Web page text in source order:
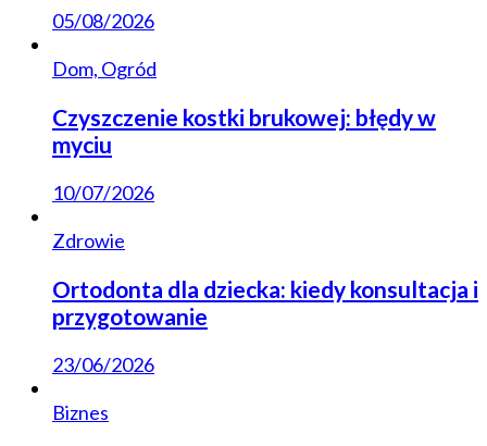
05/08/2026
Dom, Ogród
Czyszczenie kostki brukowej: błędy w
myciu
10/07/2026
Zdrowie
Ortodonta dla dziecka: kiedy konsultacja i
przygotowanie
23/06/2026
Biznes